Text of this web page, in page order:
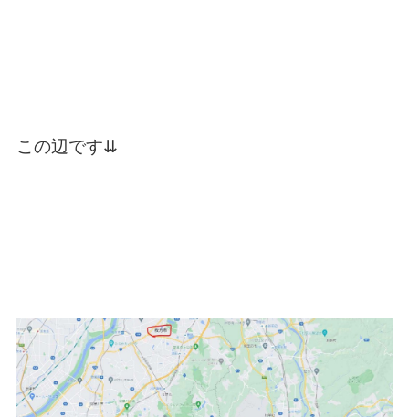
この辺です⇊